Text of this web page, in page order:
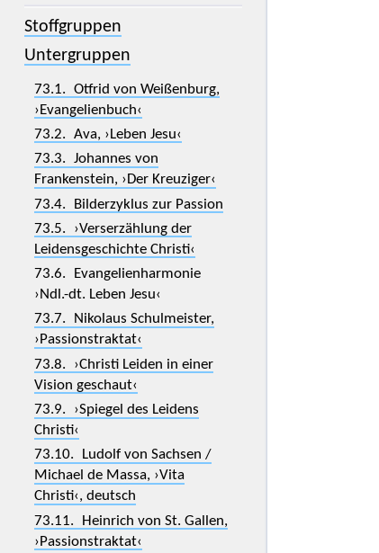
% (das Prozentzeichen) ist Platzhalter
für kein, ein oder mehr als ein
Stoffgruppen
Untergruppen
73.1. Otfrid von Weißenburg,
›Evangelienbuch‹
73.2. Ava, ›Leben Jesu‹
73.3. Johannes von
Frankenstein, ›Der Kreuziger‹
73.4. Bilderzyklus zur Passion
73.5. ›Verserzählung der
Leidensgeschichte Christi‹
73.6. Evangelienharmonie
›Ndl.-dt. Leben Jesu‹
73.7. Nikolaus Schulmeister,
›Passionstraktat‹
73.8. ›Christi Leiden in einer
Vision geschaut‹
73.9. ›Spiegel des Leidens
Christi‹
73.10. Ludolf von Sachsen /
Michael de Massa, ›Vita
Christi‹, deutsch
73.11. Heinrich von St. Gallen,
›Passionstraktat‹